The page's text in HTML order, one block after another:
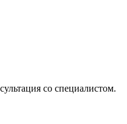
со специалистом.